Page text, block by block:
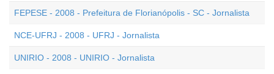
FEPESE - 2008 - Prefeitura de Florianópolis - SC - Jornalista
NCE-UFRJ - 2008 - UFRJ - Jornalista
UNIRIO - 2008 - UNIRIO - Jornalista